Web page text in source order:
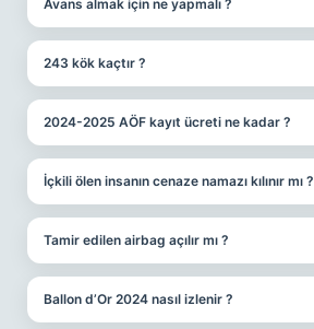
Avans almak için ne yapmalı ?
243 kök kaçtır ?
2024-2025 AÖF kayıt ücreti ne kadar ?
İçkili ölen insanın cenaze namazı kılınır mı ?
Tamir edilen airbag açılır mı ?
Ballon d’Or 2024 nasıl izlenir ?